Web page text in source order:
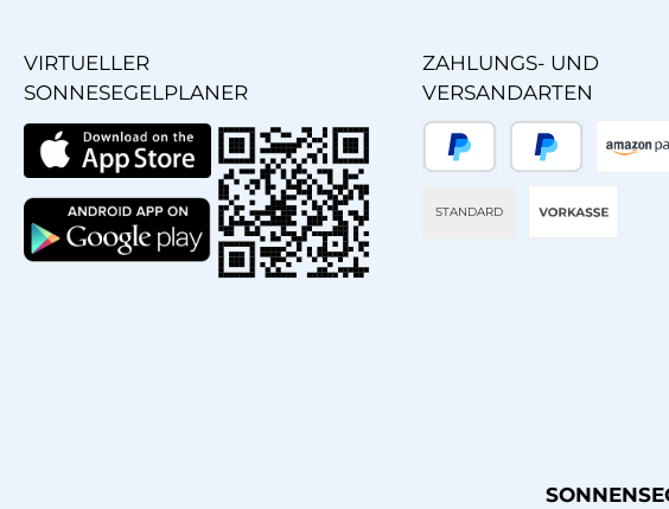
VIRTUELLER
SONNESEGELPLANER
ZAHLUNGS- UND
VERSANDARTEN
STANDARD